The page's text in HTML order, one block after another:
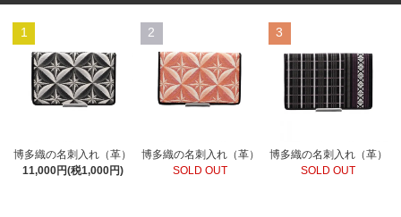
1
博多織の名刺入れ（革）
11,000円(税1,000円)
2
博多織の名刺入れ（革）
SOLD OUT
3
博多織の名刺入れ（革）
SOLD OUT